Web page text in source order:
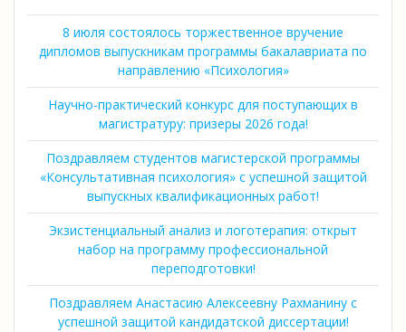
8 июля состоялось торжественное вручение
дипломов выпускникам программы бакалавриата по
направлению «Психология»
Научно-практический конкурс для поступающих в
магистратуру: призеры 2026 года!
Поздравляем студентов магистерской программы
«Консультативная психология» с успешной защитой
выпускных квалификационных работ!
Экзистенциальный анализ и логотерапия: открыт
набор на программу профессиональной
переподготовки!
Поздравляем Анастасию Алексеевну Рахманину с
успешной защитой кандидатской диссертации!